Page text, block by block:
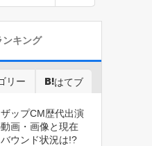
ンキング
リー はてブ
ップCM歴代出演
画・画像と現在
ウンド状況は!?